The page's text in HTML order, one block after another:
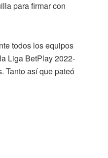
para firmar con
todos los equipos
Liga BetPlay 2022-
Tanto así que pateó